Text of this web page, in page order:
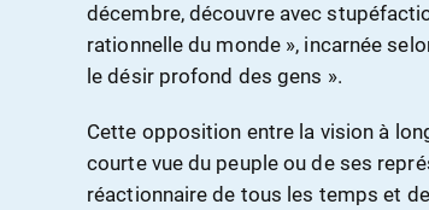
décembre, découvre avec
rationnelle du monde », incarnée
le désir profond des gens ».
Cette opposition entre la vision à
courte vue du peuple ou de ses
réactionnaire de tous les temps et